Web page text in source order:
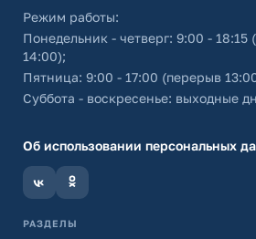
Режим работы:
Понедельник - четверг: 9:00 - 18:15
14:00);
Пятница: 9:00 - 17:00 (перерыв
Суббота - воскресенье: выходные
Об использовании персональных
РАЗДЕЛЫ